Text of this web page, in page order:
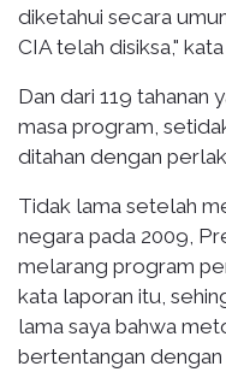
diketahui secara
CIA telah disiksa,"
Dan dari 119 tahanan
masa program,
ditahan dengan
Tidak lama setelah
negara pada 2009,
melarang program
kata laporan itu,
lama saya bahwa
bertentangan dengan